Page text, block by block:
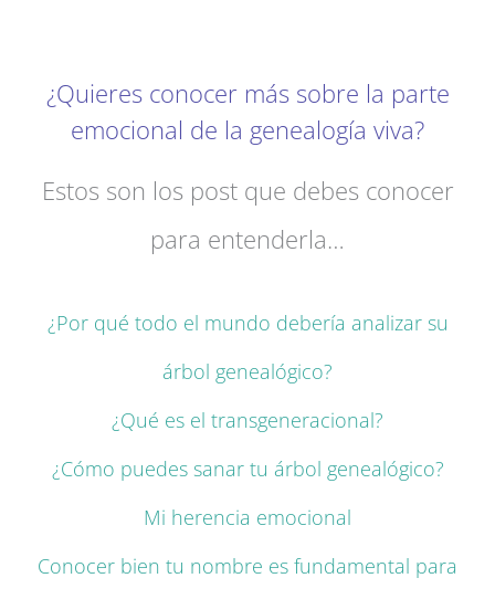
¿Quieres conocer más sobre la parte
emocional de la genealogía viva?
Estos son los post que debes conocer
para entenderla…
¿Por qué todo el mundo debería analizar su
árbol genealógico?
¿Qué es el transgeneracional?
¿Cómo puedes sanar tu árbol genealógico?
Mi herencia emocional
Conocer bien tu nombre es fundamental para